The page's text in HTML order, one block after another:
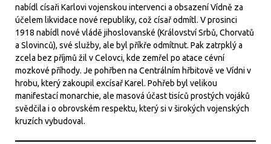
nabídl císaři Karlovi vojenskou intervenci a obsazení Vídně za
účelem likvidace nové republiky, což císař odmítl. V prosinci
1918 nabídl nové vládě jihoslovanské (Království Srbů, Chorvatů
a Slovinců), své služby, ale byl příkře odmítnut. Pak zatrpklý a
zcela bez příjmů žil v Celovci, kde zemřel po atace cévní
mozkové příhody. Je pohřben na Centrálním hřbitově ve Vídni v
hrobu, který zakoupil excísař Karel. Pohřeb byl velikou
manifestací monarchie, ale masová účast tisíců prostých vojáků
svědčila i o obrovském respektu, který si v širokých vojenských
kruzích vybudoval.